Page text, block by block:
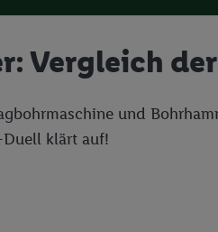
Vergleich
und
Duell klärt auf!